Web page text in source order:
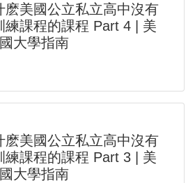
麽美國公立私立高中沒有
練課程的課程 Part 4 | 美
大學指南
麽美國公立私立高中沒有
練課程的課程 Part 3 | 美
大學指南